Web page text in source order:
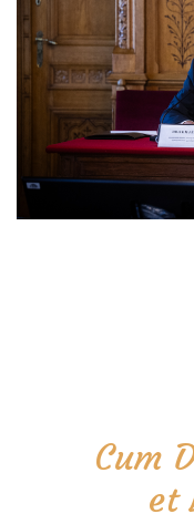
Cum
et